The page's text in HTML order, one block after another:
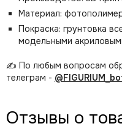
Материал:
Покраска: грунтовка
модельными
✍️ По любым вопросам
телеграм -
Отзывы о